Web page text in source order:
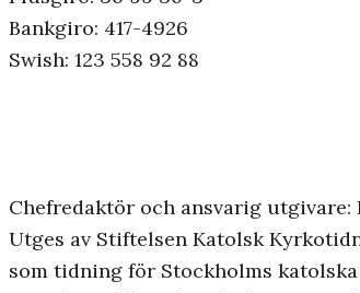
Bankgiro: 417-4926
Swish: 123 558 92 88
Chefredaktör och ansvarig utgivare:
Utges av Stiftelsen Katolsk
som tidning för Stockholms